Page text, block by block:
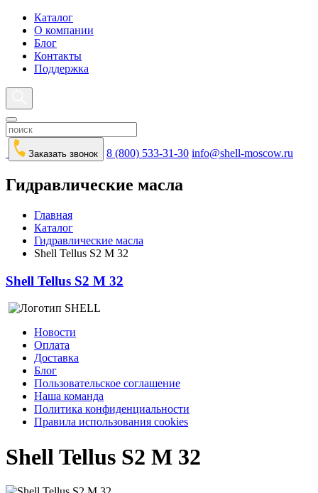
Каталог
О компании
Блог
Контакты
Поддержка
Заказать звонок 8 (800) 533-31-30 info@shell-moscow.ru
Гидравлические масла
Главная
Каталог
Гидравлические масла
Shell Tellus S2 M 32
Shell Tellus S2 M 32
Новости
Оплата
Доставка
Блог
Пользовательское соглашение
Наша команда
Политика конфиденциальности
Правила использования cookies
Shell Tellus S2 M 32